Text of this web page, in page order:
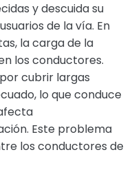
y descuida su
de la vía. En
la carga de la
los conductores.
cubrir largas
lo que conduce
Este problema
los conductores de